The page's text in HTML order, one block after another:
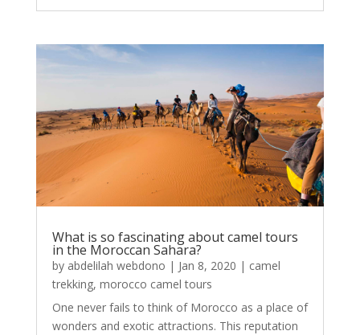
What is so fascinating about camel tours
in the Moroccan Sahara?
by abdelilah webdono | Jan 8, 2020 | camel
trekking, morocco camel tours
One never fails to think of Morocco as a place of
wonders and exotic attractions. This reputation